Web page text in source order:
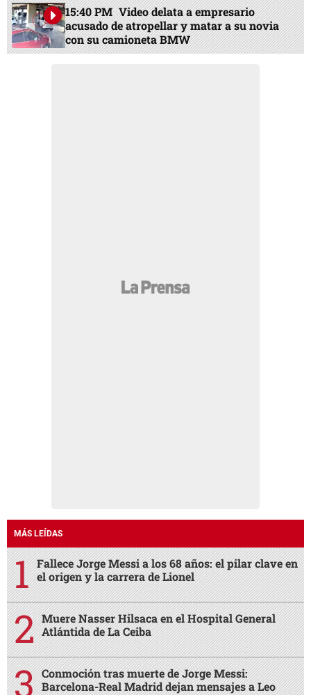
15:40 PM Video delata a empresario
acusado de atropellar y matar a su novia
con su camioneta BMW
MÁS LEÍDAS
Fallece Jorge Messi a los 68 años: el pilar clave en
el origen y la carrera de Lionel
Muere Nasser Hilsaca en el Hospital General
Atlántida de La Ceiba
Conmoción tras muerte de Jorge Messi:
Barcelona-Real Madrid dejan mensajes a Leo